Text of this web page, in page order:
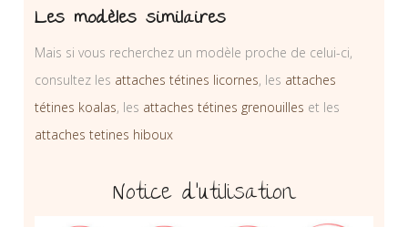
Les modèles similaires
Mais si vous recherchez un modèle proche de celui-ci,
consultez les attaches tétines licornes, les attaches
tétines koalas, les attaches tétines grenouilles et les
attaches tetines hiboux
Notice d’utilisation